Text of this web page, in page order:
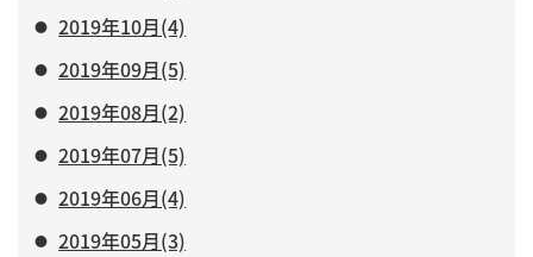
2019年10月(4)
2019年09月(5)
2019年08月(2)
2019年07月(5)
2019年06月(4)
2019年05月(3)